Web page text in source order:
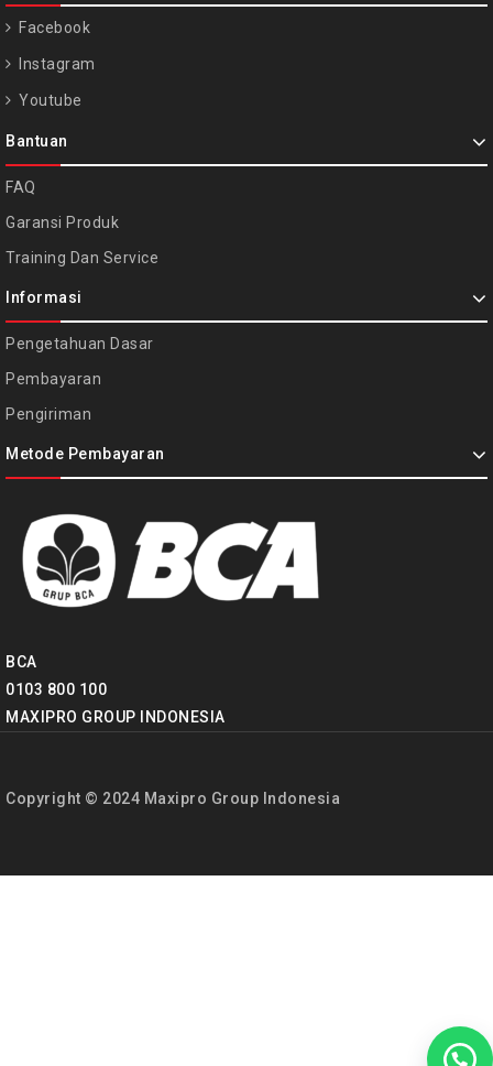
Facebook
Instagram
Youtube
Bantuan
FAQ
Garansi Produk
Training Dan Service
Informasi
Pengetahuan Dasar
Pembayaran
Pengiriman
Metode Pembayaran
BCA
0103 800 100
MAXIPRO GROUP INDONESIA
Copyright © 2024 Maxipro Group Indonesia